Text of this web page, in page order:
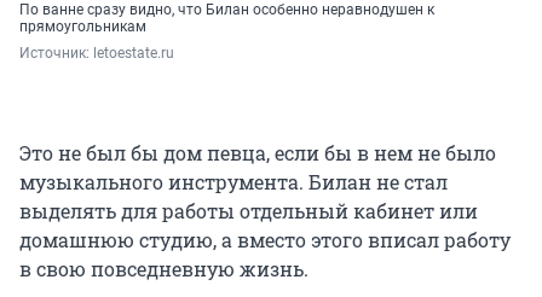
По ванне сразу видно, что Билан особенно неравнодушен к
прямоугольникам
Источник: letoestate.ru
Это не был бы дом певца, если бы в нем не было
музыкального инструмента. Билан не стал
выделять для работы отдельный кабинет или
домашнюю студию, а вместо этого вписал работу
в свою повседневную жизнь.